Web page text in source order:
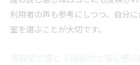
利用者の声も参考にしつつ、自分
室を選ぶことが大切です。
美容室で感じる技術力と安心感